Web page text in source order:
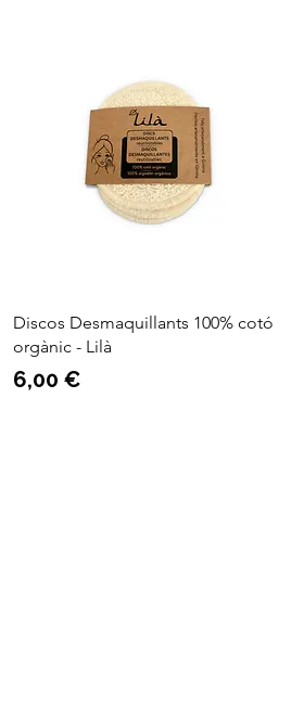
Discos Desmaquillants 100% cotó
orgànic - Lilà
Preu
6,00 €